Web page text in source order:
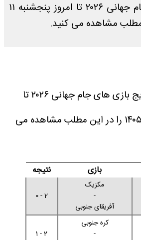
نتایج بازی های جام جهانی ۲۰۲۶ تا امروز پنجشنبه ۱۱
نتایج بازی های جام جهانی ۲۰۲۶ تا
امروز پنجشنبه ۱۱ تیر ۱۴۰۵ را در این مطلب مشاهده می
بازی نتیجه
مکزیک
-
آفریقای جنوبی
2 - 0
کره جنوبی
-
2 - 1